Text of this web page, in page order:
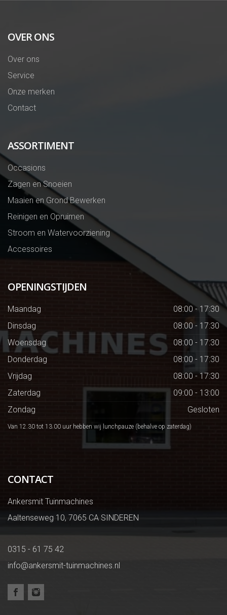
OVER ONS
Over ons
Service
Onze merken
Contact
ASSORTIMENT
Occasions
Zagen en Snoeien
Maaien en Grond Bewerken
Reinigen en Opruimen
Stroom en Watervoorziening
Accessoires
OPENINGSTIJDEN
Maandag
08:00 - 17:30
Dinsdag
08:00 - 17:30
Woensdag
08:00 - 17:30
Donderdag
08:00 - 17:30
Vrijdag
08:00 - 17:30
Zaterdag
09:00 - 13:00
Zondag
Gesloten
Van 12.30 tot 13.00 uur hebben wij lunchpauze (behalve op zaterdag)
CONTACT
Ankersmit Tuinmachines
Aaltenseweg 10, 7065 CA SINDEREN
0315 - 61 75 42
info@ankersmit-tuinmachines.nl